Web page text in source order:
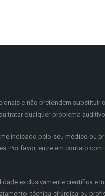
e não pretendem substituir
tratar qualquer problema
indicado pelo seu médico ou
Por favor, entre em contato com
exclusivamente científica e
técnica cirúrgica ou